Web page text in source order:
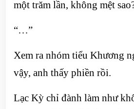
một trăm lần, không mệt
“…”
Xem ra nhóm tiểu Khương
vậy, anh thấy phiền rồi.
Lạc Kỳ chỉ đành làm như